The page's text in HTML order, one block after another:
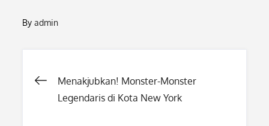
Byadmin
Post
Menakjubkan! Monster-Monster
Legendaris di Kota New York